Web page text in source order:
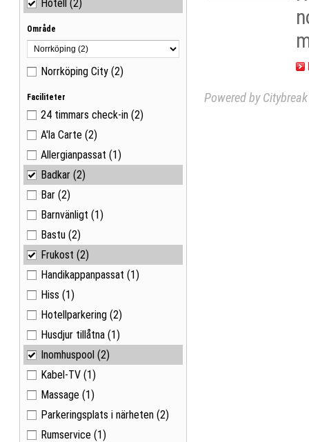
Powered by
Hotell (2)
Område
Norrköping City (2)
Faciliteter
24 timmars check-in (2)
A'la Carte (2)
Allergianpassat (1)
Badkar (2)
Bar (2)
Barnvänligt (1)
Bastu (2)
Frukost (2)
Handikappanpassat (1)
Hiss (1)
Hotellparkering (2)
Husdjur tillåtna (1)
Inomhuspool (2)
Kabel-TV (1)
Massage (1)
Parkeringsplats i närheten (2)
Rumservice (1)